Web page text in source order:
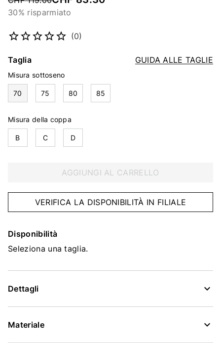
30% risparmiato
(0)
GUIDA ALLE TAGLIE
Taglia
Misura sottoseno
70 75 80 85
Misura della coppa
B C D
AGGIUNGI AL CARRELLO
VERIFICA LA DISPONIBILITÀ IN FILIALE
Disponibilità
Seleziona una taglia.
Dettagli
Materiale